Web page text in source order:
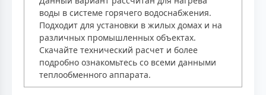
воды в системе горячего водоснабжения.
Подходит для установки в жилых домах и на
различных промышленных объектах.
Скачайте технический расчет и более
подробно ознакомьтесь со всеми данными
теплообменного аппарата.